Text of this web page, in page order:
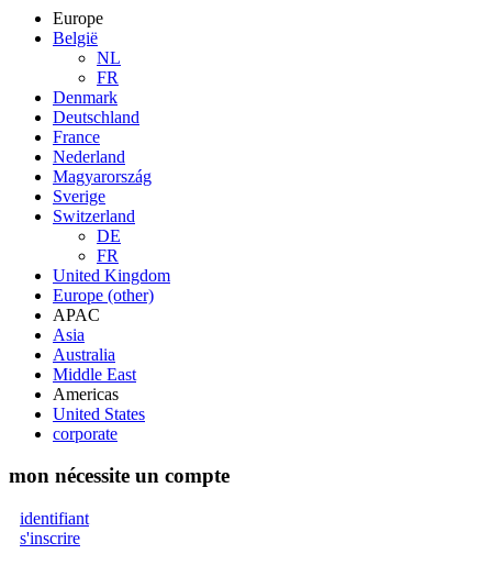
Europe
België
NL
FR
Denmark
Deutschland
France
Nederland
Magyarország
Sverige
Switzerland
DE
FR
United Kingdom
Europe (other)
APAC
Asia
Australia
Middle East
Americas
United States
corporate
mon nécessite un compte
identifiant
s'inscrire